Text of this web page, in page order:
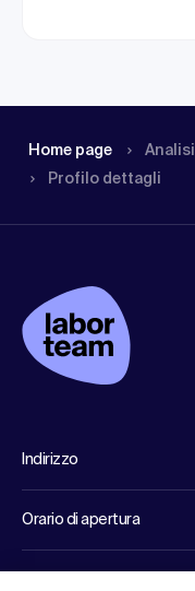
Home page Analisi
Profilo dettagli
Indirizzo
Orario di apertura